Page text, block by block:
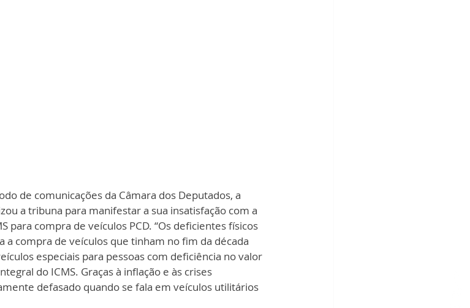
de comunicações da Câmara dos Deputados, a
a tribuna para manifestar a sua insatisfação com a
para compra de veículos PCD. “Os deficientes físicos
a compra de veículos que tinham no fim da década
especiais para pessoas com deficiência no valor
do ICMS. Graças à inflação e às crises
defasado quando se fala em veículos utilitários